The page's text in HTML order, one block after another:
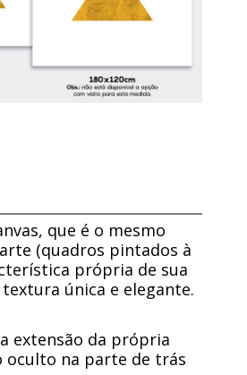
que é o mesmo
(quadros pintados à
própria de sua
única e elegante.
extensão da própria
oculto na parte de trás